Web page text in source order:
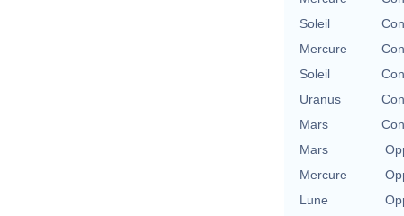
Soleil
Mercure
Soleil
Uranus
Mars
Mars
Mercure
Lune